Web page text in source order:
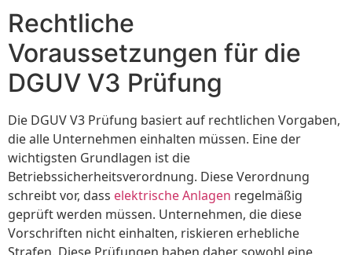
Rechtliche
Voraussetzungen für die
DGUV V3 Prüfung
Die DGUV V3 Prüfung basiert auf rechtlichen Vorgaben,
die alle Unternehmen einhalten müssen. Eine der
wichtigsten Grundlagen ist die
Betriebssicherheitsverordnung. Diese Verordnung
schreibt vor, dass elektrische Anlagen regelmäßig
geprüft werden müssen. Unternehmen, die diese
Vorschriften nicht einhalten, riskieren erhebliche
Strafen. Diese Prüfungen haben daher sowohl eine